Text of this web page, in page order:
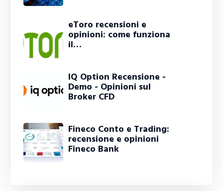
eToro recensioni e
opinioni: come funziona
il…
IQ Option Recensione -
Demo - Opinioni sul
Broker CFD
Fineco Conto e Trading:
recensione e opinioni
Fineco Bank